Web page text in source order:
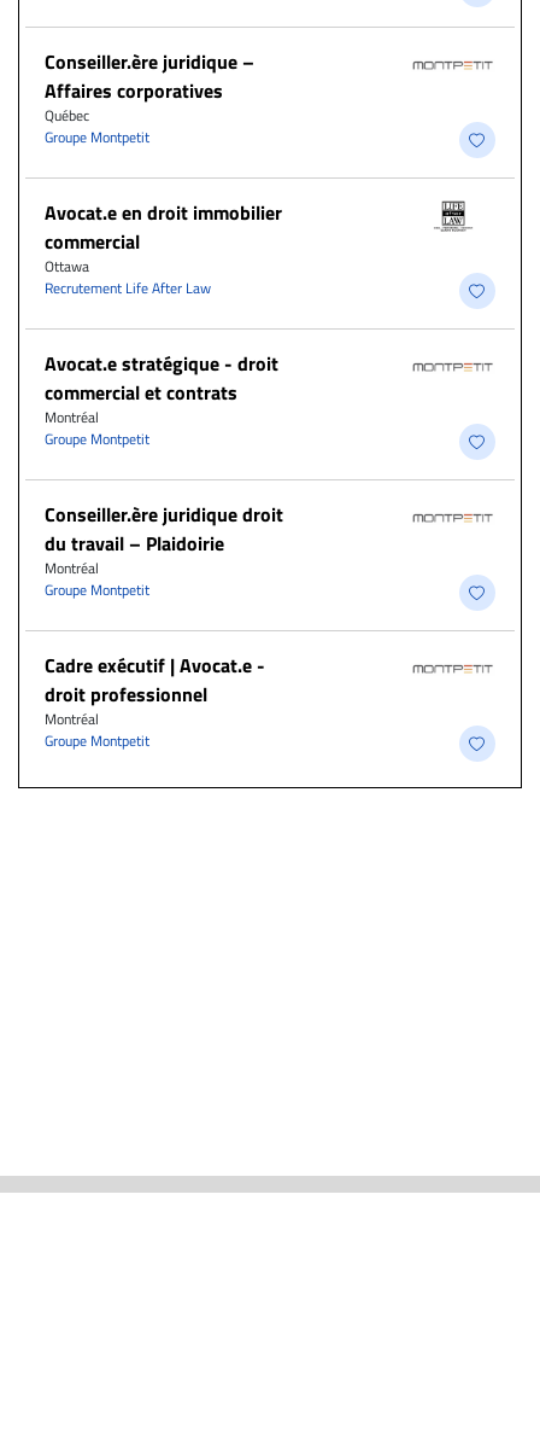
Conseiller.ère juridique –
Affaires corporatives
Québec
Groupe Montpetit
Avocat.e en droit immobilier
commercial
Ottawa
Recrutement Life After Law
Avocat.e stratégique - droit
commercial et contrats
Montréal
Groupe Montpetit
Conseiller.ère juridique droit
du travail – Plaidoirie
Montréal
Groupe Montpetit
Cadre exécutif | Avocat.e -
droit professionnel
Montréal
Groupe Montpetit